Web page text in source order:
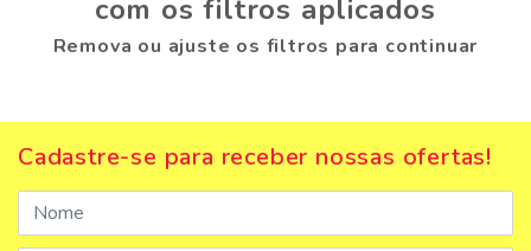
com os filtros aplicados
Remova ou ajuste os filtros para continuar
Cadastre-se para receber nossas ofertas!